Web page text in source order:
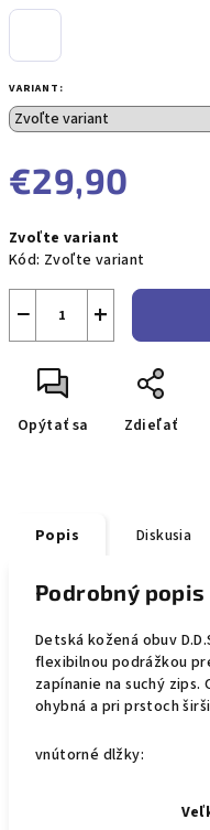
VARIANT:
€29,90
cena:
Zvoľte variant
Kód: Zvoľte variant
+
−
Opýtať sa Zdieľať
Popis Diskusia
Podrobný popis
Detská kožená obuv
flexibilnou podrážkou
zapínanie na suchý zips.
ohybná a pri prstoch
vnútorné dlžky: